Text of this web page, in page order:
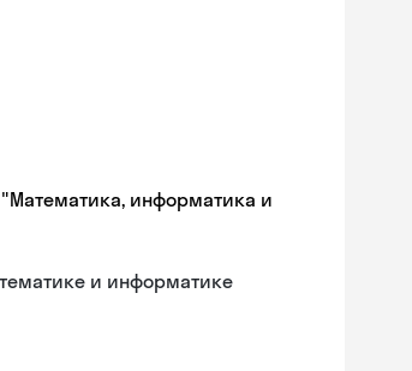
"Математика, информатика и
и информатике